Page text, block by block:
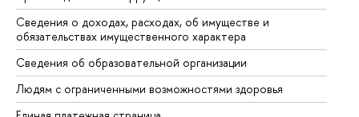
Сведения о доходах, расходах, об имуществе и
обязательствах имущественного характера
Сведения об образовательной организации
Людям с ограниченными возможностями здоровья